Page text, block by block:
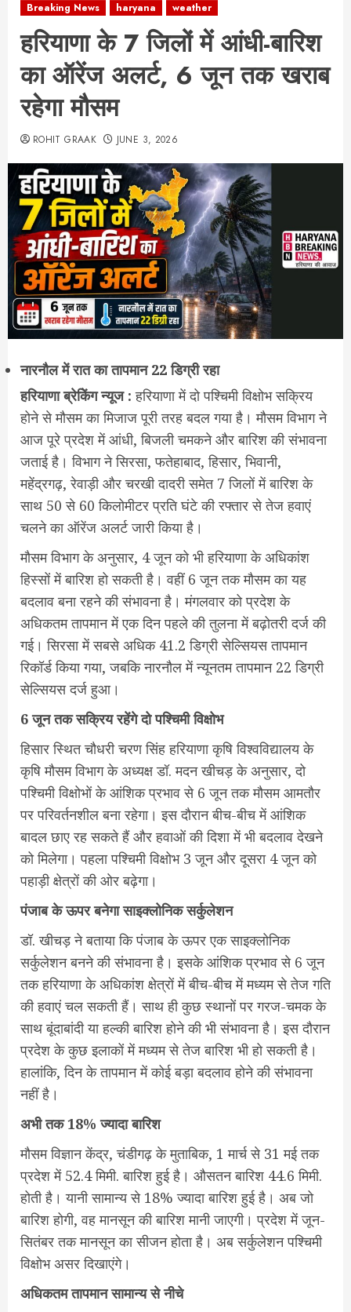
Breaking News haryana weather
हरियाणा के 7 जिलों में आंधी-बारिश
का ऑरेंज अलर्ट, 6 जून तक खराब
रहेगा मौसम
ROHIT GRAAK JUNE 3, 2026
नारनौल में रात का तापमान 22 डिग्री रहा
हरियाणा ब्रेकिेंग न्यूज :हरियाणा में दो पश्चिमी विक्षोभ सक्रिय
होने से मौसम का मिजाज पूरी तरह बदल गया है। मौसम विभाग ने
आज पूरे प्रदेश में आंधी, बिजली चमकने और बारिश की संभावना
जताई है। विभाग ने सिरसा, फतेहाबाद, हिसार, भिवानी,
महेंद्रगढ़, रेवाड़ी और चरखी दादरी समेत 7 जिलों में बारिश के
साथ 50 से 60 किलोमीटर प्रति घंटे की रफ्तार से तेज हवाएं
चलने का ऑरेंज अलर्ट जारी किया है।
मौसम विभाग के अनुसार, 4 जून को भी हरियाणा के अधिकांश
हिस्सों में बारिश हो सकती है। वहीं 6 जून तक मौसम का यह
बदलाव बना रहने की संभावना है। मंगलवार को प्रदेश के
अधिकतम तापमान में एक दिन पहले की तुलना में बढ़ोतरी दर्ज की
गई। सिरसा में सबसे अधिक 41.2 डिग्री सेल्सियस तापमान
रिकॉर्ड किया गया, जबकि नारनौल में न्यूनतम तापमान 22 डिग्री
सेल्सियस दर्ज हुआ।
6 जून तक सक्रिय रहेंगे दो पश्चिमी विक्षोभ
हिसार स्थित चौधरी चरण सिंह हरियाणा कृषि विश्वविद्यालय के
कृषि मौसम विभाग के अध्यक्ष डॉ. मदन खीचड़ के अनुसार, दो
पश्चिमी विक्षोभों के आंशिक प्रभाव से 6 जून तक मौसम आमतौर
पर परिवर्तनशील बना रहेगा। इस दौरान बीच-बीच में आंशिक
बादल छाए रह सकते हैं और हवाओं की दिशा में भी बदलाव देखने
को मिलेगा। पहला पश्चिमी विक्षोभ 3 जून और दूसरा 4 जून को
पहाड़ी क्षेत्रों की ओर बढ़ेगा।
पंजाब के ऊपर बनेगा साइक्लोनिक सर्कुलेशन
डॉ. खीचड़ ने बताया कि पंजाब के ऊपर एक साइक्लोनिक
सर्कुलेशन बनने की संभावना है। इसके आंशिक प्रभाव से 6 जून
तक हरियाणा के अधिकांश क्षेत्रों में बीच-बीच में मध्यम से तेज गति
की हवाएं चल सकती हैं। साथ ही कुछ स्थानों पर गरज-चमक के
साथ बूंदाबांदी या हल्की बारिश होने की भी संभावना है। इस दौरान
प्रदेश के कुछ इलाकों में मध्यम से तेज बारिश भी हो सकती है।
हालांकि, दिन के तापमान में कोई बड़ा बदलाव होने की संभावना
नहीं है।
अभी तक 18% ज्यादा बारिश
मौसम विज्ञान केंद्र, चंडीगढ़ के मुताबिक, 1 मार्च से 31 मई तक
प्रदेश में 52.4 मिमी. बारिश हुई है। औसतन बारिश 44.6 मिमी.
होती है। यानी सामान्य से 18% ज्यादा बारिश हुई है। अब जो
बारिश होगी, वह मानसून की बारिश मानी जाएगी। प्रदेश में जून-
सितंबर तक मानसून का सीजन होता है। अब सर्कुलेशन पश्चिमी
विक्षोभ असर दिखाएंगे।
अधिकतम तापमान सामान्य से नीचे